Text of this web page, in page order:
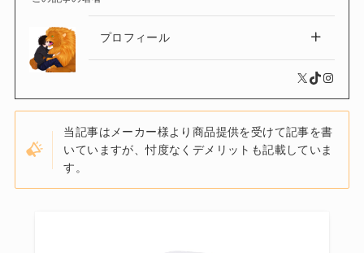
プロフィール
X TikTok Instagram
当記事はメーカー様より商品提供を受けて記事を書
いていますが、忖度なくデメリットも記載していま
す。